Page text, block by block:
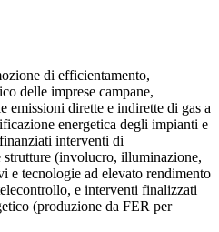
di efficientamento,
delle imprese campane,
emissioni dirette e indirette di gas a
energetica degli impianti e
interventi di
(involucro, illuminazione,
e tecnologie ad elevato rendimento
e interventi finalizzati
(produzione da FER per